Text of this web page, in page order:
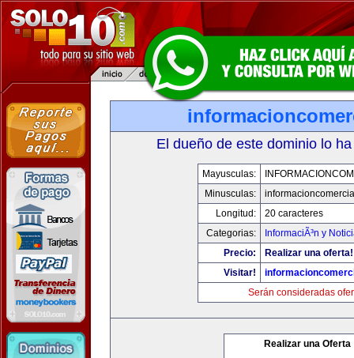
El dueño de este dominio lo
Mayusculas:
Minusculas:
Longitud:
20 caracteres
Categorias:
InformaciÃ³n y
Precio:
Realizar una oferta!
Visitar!
Serán consideradas
Realizar una Oferta